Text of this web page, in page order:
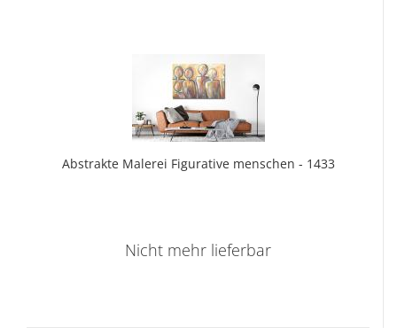
Abs­trak­te Ma­le­rei Fi­gu­ra­ti­ve men­schen - 1433
Nicht mehr lieferbar